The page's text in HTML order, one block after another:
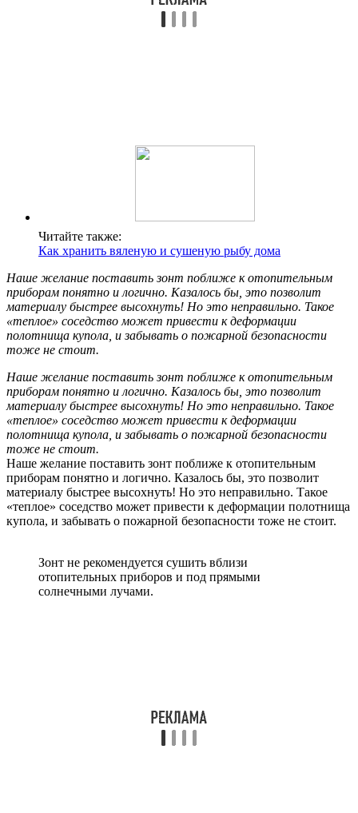
Читайте также:
Как хранить вяленую и сушеную рыбу дома
Наше желание поставить зонт поближе к отопительным
приборам понятно и логично. Казалось бы, это позволит
материалу быстрее высохнуть! Но это неправильно. Такое
«теплое» соседство может привести к деформации
полотнища купола, и забывать о пожарной безопасности
тоже не стоит.
Наше желание поставить зонт поближе к отопительным
приборам понятно и логично. Казалось бы, это позволит
материалу быстрее высохнуть! Но это неправильно. Такое
«теплое» соседство может привести к деформации
полотнища купола, и забывать о пожарной безопасности
тоже не стоит.
Наше желание поставить зонт поближе к отопительным
приборам понятно и логично. Казалось бы, это позволит
материалу быстрее высохнуть! Но это неправильно. Такое
«теплое» соседство может привести к деформации полотнища
купола, и забывать о пожарной безопасности тоже не стоит.
Зонт не рекомендуется сушить вблизи
отопительных приборов и под прямыми
солнечными лучами.